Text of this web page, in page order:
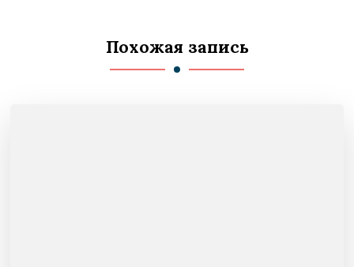
Похожая запись